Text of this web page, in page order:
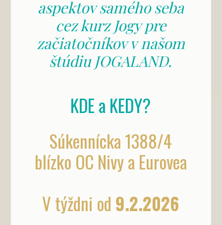
aspektov samého seba
cez kurz Jogy pre
začiatočníkov v našom
štúdiu JOGALAND.
KDE a KEDY?
Súkennícka 1388/4
blízko OC Nivy a Eurovea
V týždni od 9.2.2026